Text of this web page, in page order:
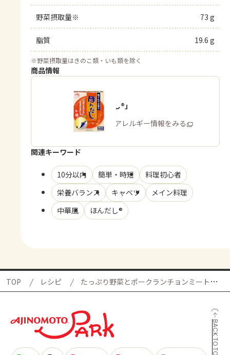
野菜摂取量※ 73 g
脂質 19.6 g
※野菜摂取量はきのこ類・いも類を除く
商品情報
「ほんだし®」
商品・アレルギー情報をみる
関連キーワード
10分以内 簡単・時短
料理初心者
栄養バランス
キャベツ
メイン料理
中華風
ほんだし®
TOP レシピ たっぷり野菜とポークランチョンミート炒め
BACK TO TOP